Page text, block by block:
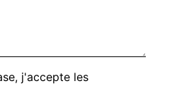
j'accepte les